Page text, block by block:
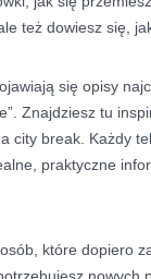
też dowiesz się,
się opisy
Znajdziesz tu
city break. Każdy
praktyczne
które dopiero